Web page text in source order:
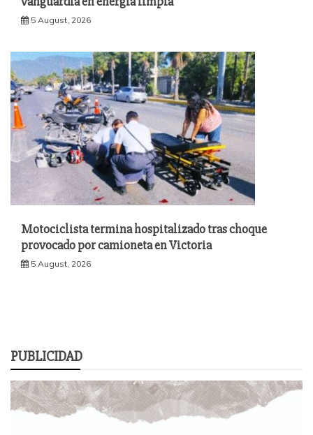
5 August, 2026
Motociclista termina hospitalizado tras choque
provocado por camioneta en Victoria
5 August, 2026
PUBLICIDAD